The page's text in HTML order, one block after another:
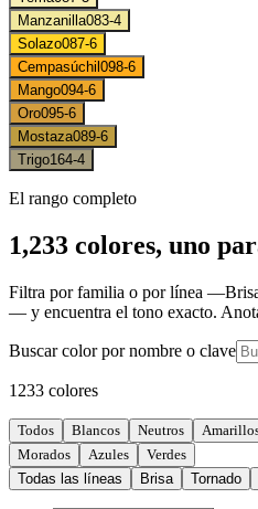
Manzanilla083-4
Solazo087-6
Cempasúchil098-6
Mango094-6
Oro095-6
Mostaza089-6
Trigo164-4
El rango completo
1,233 colores, uno
Filtra por familia o por línea
— y encuentra el tono exacto.
Buscar color por nombre o clave
1233 colores
Todos Blancos Neutros
Morados
Azules
Verdes
Todas las líneas
Brisa Tornado